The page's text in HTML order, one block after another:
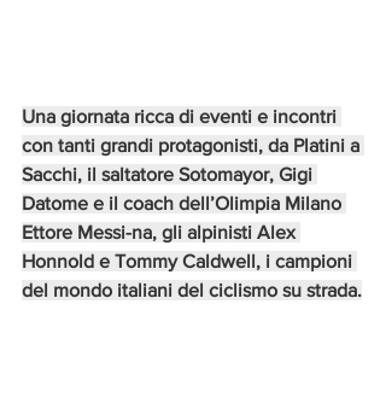
Una giornata ricca di eventi e incontri
con tanti grandi protagonisti, da Platini a
Sacchi, il saltatore Sotomayor, Gigi
Datome e il coach dell’Olimpia Milano
Ettore Messi-na, gli alpinisti Alex
Honnold e Tommy Caldwell, i campioni
del mondo italiani del ciclismo su strada.